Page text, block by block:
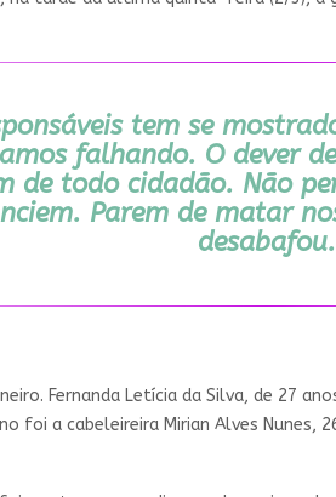
tem se
falhando. O dever
de todo cidadão. Não
Parem de matar
desabafou.
Fernanda Letícia da Silva, de 27
foi a cabeleireira Mirian Alves